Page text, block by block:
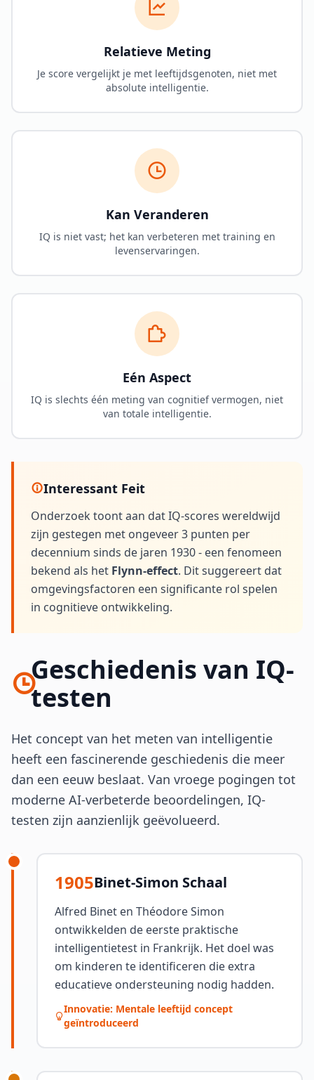
Relatieve Meting
Je score vergelijkt je met leeftijdsgenoten, niet met
absolute intelligentie.
Kan Veranderen
IQ is niet vast; het kan verbeteren met training en
levenservaringen.
Eén Aspect
IQ is slechts één meting van cognitief vermogen, niet
van totale intelligentie.
Interessant Feit
Onderzoek toont aan dat IQ-scores wereldwijd
zijn gestegen met ongeveer 3 punten per
decennium sinds de jaren 1930 - een fenomeen
bekend als het Flynn-effect. Dit suggereert dat
omgevingsfactoren een significante rol spelen
in cognitieve ontwikkeling.
Geschiedenis van IQ-
testen
Het concept van het meten van intelligentie
heeft een fascinerende geschiedenis die meer
dan een eeuw beslaat. Van vroege pogingen tot
moderne AI-verbeterde beoordelingen, IQ-
testen zijn aanzienlijk geëvolueerd.
1905Binet-Simon Schaal
Alfred Binet en Théodore Simon
ontwikkelden de eerste praktische
intelligentietest in Frankrijk. Het doel was
om kinderen te identificeren die extra
educatieve ondersteuning nodig hadden.
Innovatie: Mentale leeftijd concept
geïntroduceerd